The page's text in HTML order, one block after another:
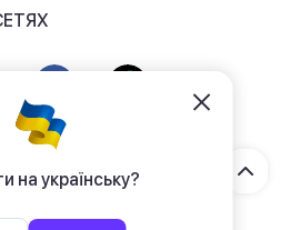
на українську?
публичной оферты